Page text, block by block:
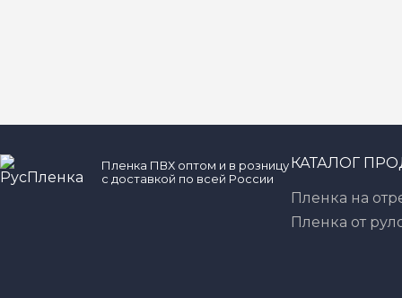
Пленка ПВХ оптом и в розницу
с доставкой по всей России
КАТАЛОГ
Пленка на
Пленка от